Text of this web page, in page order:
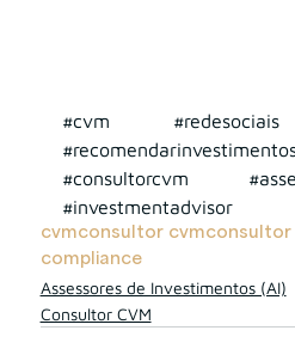
#cvm #redesociais
#consultorcvm
#investmentadvisor
cvmconsultor cvmconsultor
compliance
Assessores de Investimentos (AI)
Consultor CVM